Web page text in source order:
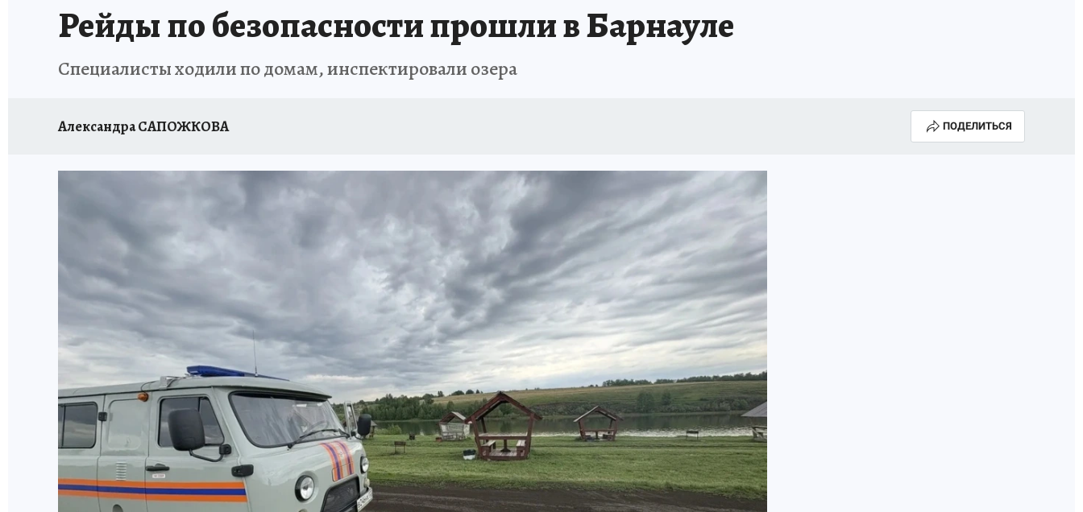
Рейды по безопасности прошли в Барнауле
Специалисты ходили по домам, инспектировали озера
Александра САПОЖКОВА ПОДЕЛИТЬСЯ